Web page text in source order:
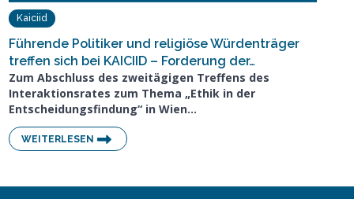
Kaiciid
Führende Politiker und religiöse Würdenträger
treffen sich bei KAICIID – Forderung der…
Zum Abschluss des zweitägigen Treffens des
Interaktionsrates zum Thema „Ethik in der
Entscheidungsfindung“ in Wien…
WEITERLESEN